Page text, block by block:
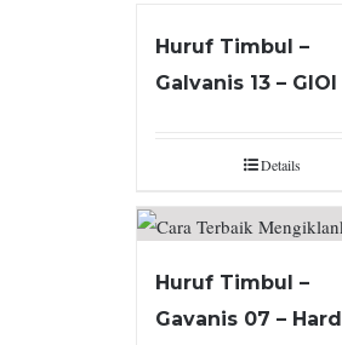
Huruf Timbul –
Galvanis 13 – GIOI
Details
Huruf Timbul –
Gavanis 07 – Hard